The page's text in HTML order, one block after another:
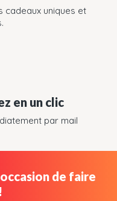
cadeaux uniques et
en un clic
par mail
de faire